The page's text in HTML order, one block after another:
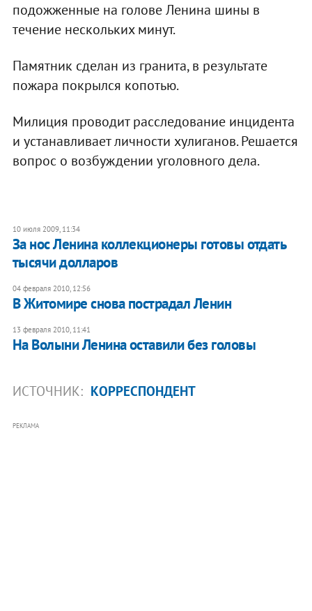
подожженные на голове Ленина шины в
течение нескольких минут.
Памятник сделан из гранита, в результате
пожара покрылся копотью.
Милиция проводит расследование инцидента
и устанавливает личности хулиганов. Решается
вопрос о возбуждении уголовного дела.
10 июля 2009, 11:34
За нос Ленина коллекционеры готовы отдать
тысячи долларов
04 февраля 2010, 12:56
В Житомире снова пострадал Ленин
13 февраля 2010, 11:41
На Волыни Ленина оставили без головы
ИСТОЧНИК: КОРРЕСПОНДЕНТ
РЕКЛАМА